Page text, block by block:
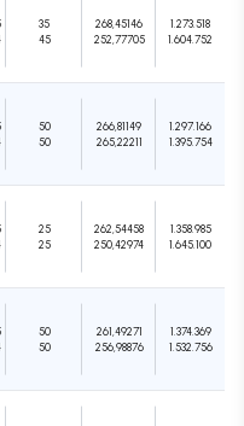
35
45
268,45146
252,77705
1.273.518
1.604.752
50
50
266,81149
265,22211
1.297.166
1.395.754
25
25
262,54458
250,42974
1.358.985
1.645.100
50
50
261,49271
256,98876
1.374.369
1.532.756